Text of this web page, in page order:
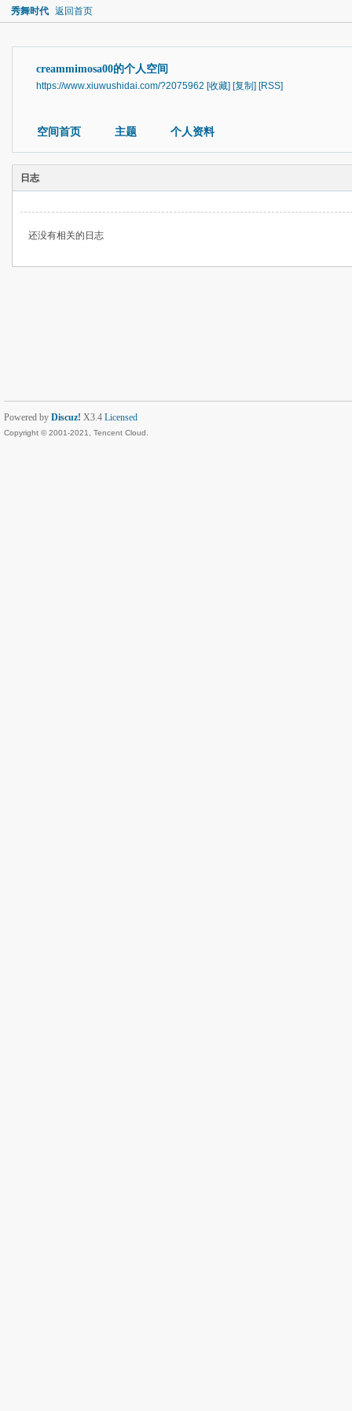
秀舞时代 返回首页
creammimosa00的个人空间
https://www.xiuwushidai.com/?2075962 [收藏] [复制] [RSS]
空间首页 主题 个人资料
日志
还没有相关的日志
Powered by Discuz! X3.4 Licensed
Copyright © 2001-2021, Tencent Cloud.